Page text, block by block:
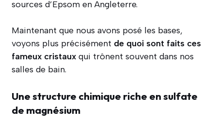
sources d’Epsom en Angleterre.
Maintenant que nous avons posé les bases,
voyons plus précisément de quoi sont faits ces
fameux cristaux qui trônent souvent dans nos
salles de bain.
Une structure chimique riche en sulfate
de magnésium